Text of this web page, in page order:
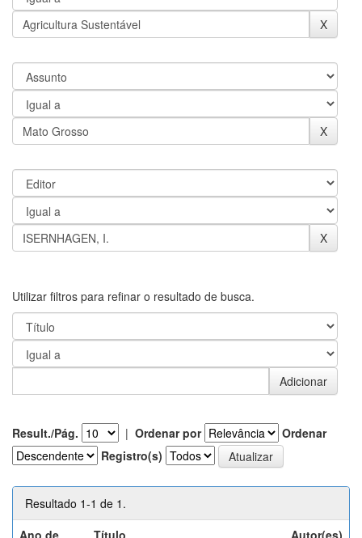
Utilizar filtros para refinar o resultado de busca.
Result./Pág. | Ordenar por
Ordenar
Registro(s)
Resultado 1-1 de 1.
Ano de
Título Autor(es)